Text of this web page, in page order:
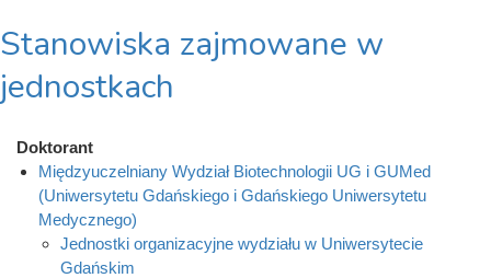
Stanowiska zajmowane w
jednostkach
Doktorant
Międzyuczelniany Wydział Biotechnologii UG i GUMed
(Uniwersytetu Gdańskiego i Gdańskiego Uniwersytetu
Medycznego)
Jednostki organizacyjne wydziału w Uniwersytecie
Gdańskim